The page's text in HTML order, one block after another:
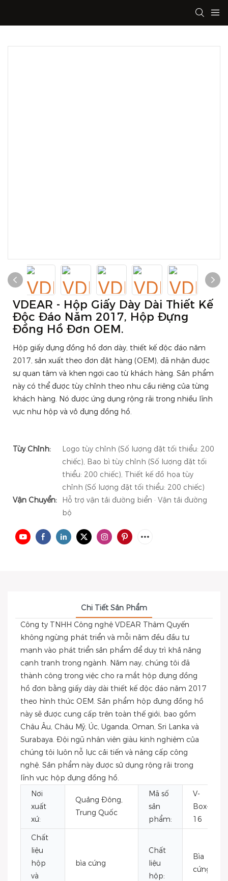
VDEAR - Hộp Giấy Dày Dài Thiết Kế
Độc Đáo Năm 2017, Hộp Đựng
Đồng Hồ Đơn OEM.
Hộp giấy đựng đồng hồ đơn dày, thiết kế độc đáo năm
2017, sản xuất theo đơn đặt hàng (OEM), đã nhận được
sự quan tâm và khen ngợi cao từ khách hàng. Sản phẩm
này có thể được tùy chỉnh theo nhu cầu riêng của từng
khách hàng. Nó được ứng dụng rộng rãi trong nhiều lĩnh
vực như hộp và vỏ đựng đồng hồ.
Tùy Chỉnh:
Logo tùy chỉnh (Số lượng đặt tối thiểu: 200
chiếc), Bao bì tùy chỉnh (Số lượng đặt tối
thiểu: 200 chiếc), Thiết kế đồ họa tùy
chỉnh (Số lượng đặt tối thiểu: 200 chiếc)
Vận Chuyển:
Hỗ trợ vận tải đường biển · Vận tải đường
bộ
Chi Tiết Sản Phẩm
Công ty TNHH Công nghệ VDEAR Thâm Quyến
không ngừng phát triển và mỗi năm đều đầu tư
mạnh vào phát triển sản phẩm để duy trì khả năng
cạnh tranh trong ngành. Năm nay, chúng tôi đã
thành công trong việc cho ra mắt hộp đựng đồng
hồ đơn bằng giấy dày dài thiết kế độc đáo năm 2017
theo hình thức OEM. Sản phẩm hộp đựng đồng hồ
này sẽ được cung cấp trên toàn thế giới, bao gồm
Châu Âu, Châu Mỹ, Úc, Uganda, Oman, Sri Lanka và
Surabaya. Đội ngũ nhân viên giàu kinh nghiệm của
chúng tôi luôn nỗ lực cải tiến và nâng cấp công
nghệ. Sản phẩm này được sử dụng rộng rãi trong
lĩnh vực hộp đựng đồng hồ.
Nơi
xuất
xứ:
Quảng Đông,
Trung Quốc
Mã số
sản
phẩm:
V-
Box-
16
Chất
liệu
hộp
và
bìa cứng
Chất
liệu
hộp:
Bìa
cứng